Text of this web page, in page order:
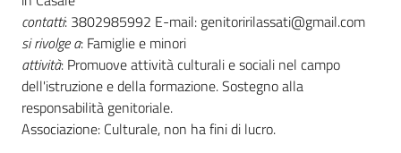
contatti: 3802985992 E-mail: genitoririlassati@gmail.com
si rivolge a: Famiglie e minori
attività: Promuove attività culturali e sociali nel campo
dell'istruzione e della formazione. Sostegno alla
responsabilità genitoriale.
Associazione: Culturale, non ha fini di lucro.